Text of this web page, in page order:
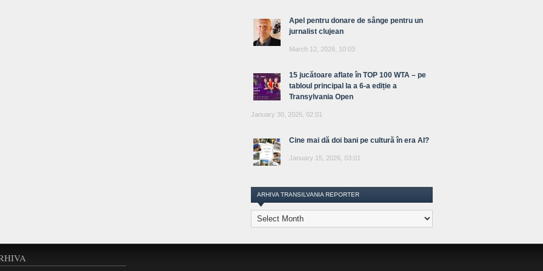
Apel pentru donare de sânge pentru un
jurnalist clujean
March 12, 2026, 10:03
15 jucătoare aflate în TOP 100 WTA – pe
tabloul principal la a 6-a ediție a
Transylvania Open
January 30, 2026, 02:01
Cine mai dă doi bani pe cultură în era AI?
January 15, 2026, 03:01
ARHIVA TRANSILVANIA REPORTER
Arhiva
Transilvania